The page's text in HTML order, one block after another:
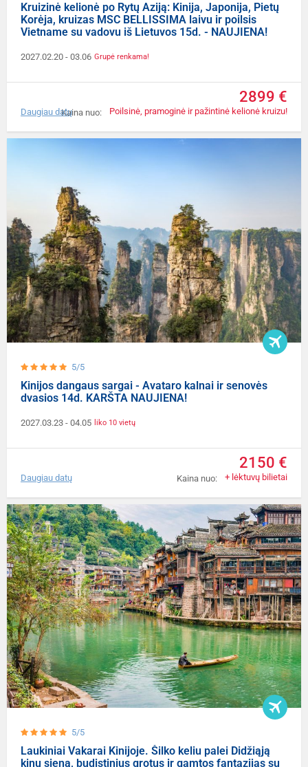
Kruizinė kelionė po Rytų Aziją: Kinija, Japonija, Pietų
Korėja, kruizas MSC BELLISSIMA laivu ir poilsis
Vietname su vadovu iš Lietuvos 15d. - NAUJIENA!
2027.02.20 - 03.06 Grupė renkama!
Kaina nuo:
2899 €
Poilsinė, pramoginė ir pažintinė kelionė kruizu!
Daugiau datų
5/5
Kinijos dangaus sargai - Avataro kalnai ir senovės
dvasios 14d. KARŠTA NAUJIENA!
2027.03.23 - 04.05 liko 10 vietų
Kaina nuo:
2150 €
+ lėktuvų bilietai
Daugiau datų
5/5
Laukiniai Vakarai Kinijoje. Šilko keliu palei Didžiąją
kinų sieną, budistinius grotus ir gamtos fantazijas su